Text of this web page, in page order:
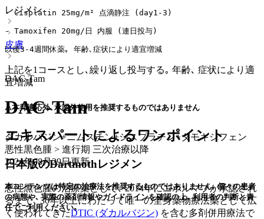
- Cisplatin 25mg/m² 点滴静注 (day1-3)
- Tamoxifen 20mg/日 内服 (連日投与)
以後3-4週間休薬｡ 年齢､症状により適宜増減
上記を1コースとし､繰り返し投与する｡ 年齢､ 症状により適
宜増減
⚠本邦適応外､承認外使用を推奨するものではありません
エキスパートによるワンポイント
日本版のDartmothレジメン
悪性黒色腫の治療薬として､ 2014年にニボルマブが承認され
るまで､ 30年以上にわたって唯一の全身薬物療法薬として広
く使われてきたDTIC (ダカルバジン) を含む多剤併用療法で
レジメン
皮膚
DAC-Tam
DAC-Tam
ダカルバジン+ニムスチン+シスプラチン+タモキシフェン
悪性黒色腫 > 進行期 三次治療以降
2024年08月29日更新
本コンテンツは特定の治療法を推奨するものではありません｡ 個々の患者
の病態や､ 実際の薬剤情報やガイドラインを確認の上､ 利用者の判断と責
任でご利用ください｡